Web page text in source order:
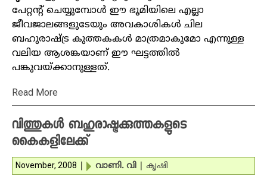
പേറ്റന്റ് ചെയ്യുമ്പോള്‍ ഈ ഭൂമിയിലെ എല്ലാ
ജീവജാലങ്ങളുടേയും അവകാശികള്‍ ചില
ബഹുരാഷ്ട്ര കുത്തകകള്‍ മാത്രമാകുമോ എന്നുള്ള
വലിയ ആശങ്കയാണ് ഈ ഘട്ടത്തില്‍
പങ്കുവയ്ക്കാനുള്ളത്.
Read More
വിത്തുകള്‍ ബഹുരാഷ്ട്രക്കുത്തകളുടെ
കൈകളിലേക്ക്
November, 2008 വാണി. വി കൃഷി